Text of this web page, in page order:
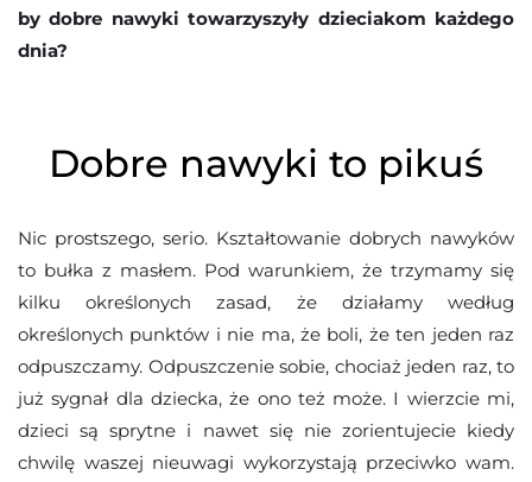
by dobre nawyki towarzyszyły dzieciakom każdego
dnia?
Dobre nawyki to pikuś
Nic prostszego, serio. Kształtowanie dobrych nawyków
to bułka z masłem. Pod warunkiem, że trzymamy się
kilku określonych zasad, że działamy według
określonych punktów i nie ma, że boli, że ten jeden raz
odpuszczamy. Odpuszczenie sobie, chociaż jeden raz, to
już sygnał dla dziecka, że ono też może. I wierzcie mi,
dzieci są sprytne i nawet się nie zorientujecie kiedy
chwilę waszej nieuwagi wykorzystają przeciwko wam.